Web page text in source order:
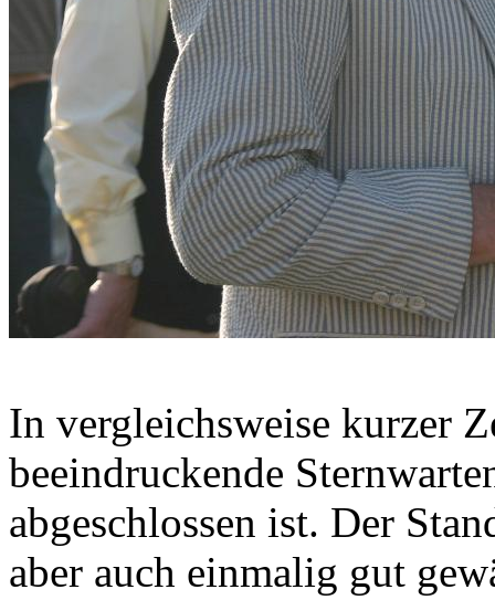
In vergleichsweise kurzer
beeindruckende
abgeschlossen ist. Der
aber auch einmalig gut